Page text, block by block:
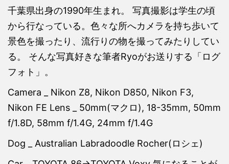
千葉県出身の1990年生まれ。 写真撮影は学生の頃
から行なっている。色々な所へカメラを持ち歩いて
景色を撮ったり、流行りの物を撮ってみたりしてい
る。 そんな写真好きな筆者Ryoがお送りする「ログ
フォト」。
Camera _ Nikon Z8, Nikon D850, Nikon F3,
Nikon FE Lens _ 50mm(マクロ), 18-35mm, 50mm
f/1.8D, 58mm f/1.4G, 24mm f/1.4G
Dog _ Australian Labradoodle Rocher(ロシェ)